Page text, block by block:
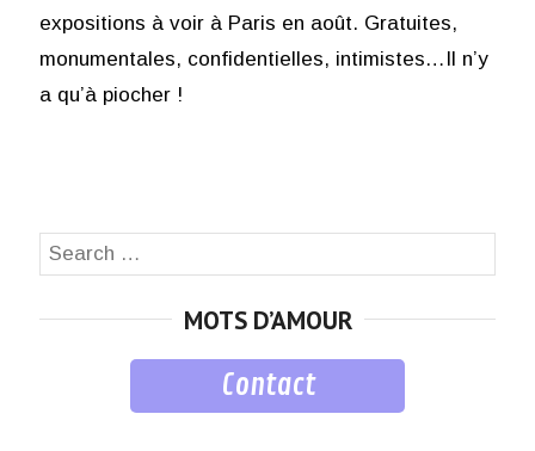
expositions à voir à Paris en août. Gratuites,
monumentales, confidentielles, intimistes…Il n’y
a qu’à piocher !
Search
MOTS D’AMOUR
Contact